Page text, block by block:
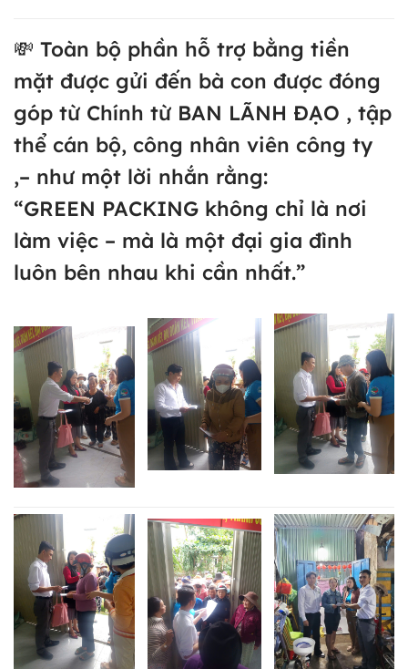
💸 Toàn bộ phần hỗ trợ bằng tiền
mặt được gửi đến bà con được đóng
góp từ Chính từ BAN LÃNH ĐẠO , tập
thể cán bộ, công nhân viên công ty
,– như một lời nhắn rằng:
“GREEN PACKING không chỉ là nơi
làm việc – mà là một đại gia đình
luôn bên nhau khi cần nhất.”